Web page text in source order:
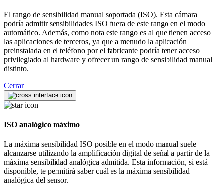
El rango de sensibilidad manual soportada (ISO). Esta cámara
podría admitir sensibilidades ISO fuera de este rango en el modo
automático. Además, como nota este rango es al que tienen acceso
las aplicaciones de terceros, ya que a menudo la aplicación
preinstalada en el teléfono por el fabricante podría tener acceso
privilegiado al hardware y ofrecer un rango de sensibilidad manual
distinto.
Cerrar
ISO analógico máximo
La máxima sensibilidad ISO posible en el modo manual suele
alcanzarse utilizando la amplificación digital de señal a partir de la
máxima sensibilidad analógica admitida. Esta información, si está
disponible, te permitirá saber cuál es la máxima sensibilidad
analógica del sensor.